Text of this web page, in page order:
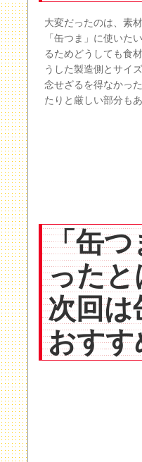
大変だったのは、素
「缶つま」に使いた
るためどうしても食
うした製造側とサイ
念せざるを得なかっ
たりと厳しい部分もあ
「缶
った
次回
おす